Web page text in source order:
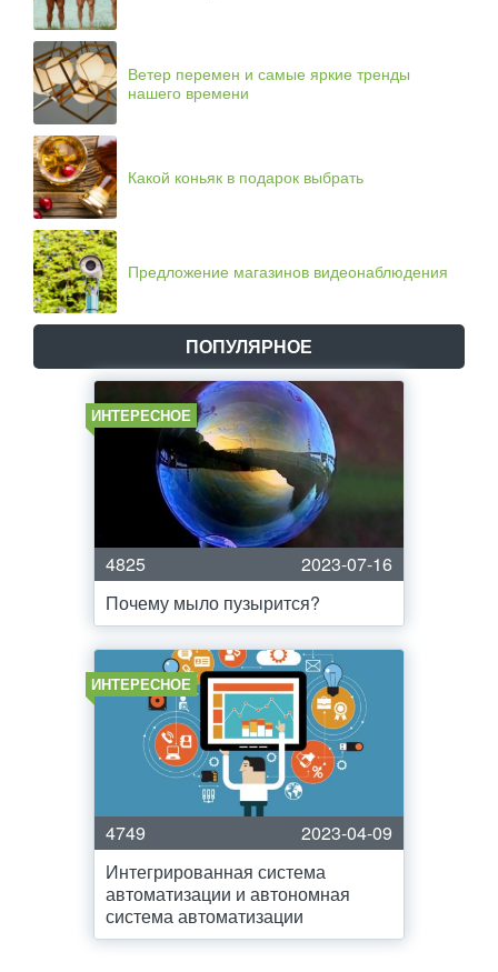
Ветер перемен и самые яркие тренды
нашего времени
Какой коньяк в подарок выбрать
Предложение магазинов видеонаблюдения
ПОПУЛЯРНОЕ
ИНТЕРЕСНОЕ
4825
2023-07-16
Почему мыло пузырится?
ИНТЕРЕСНОЕ
4749
2023-04-09
Интегрированная система
автоматизации и автономная
система автоматизации